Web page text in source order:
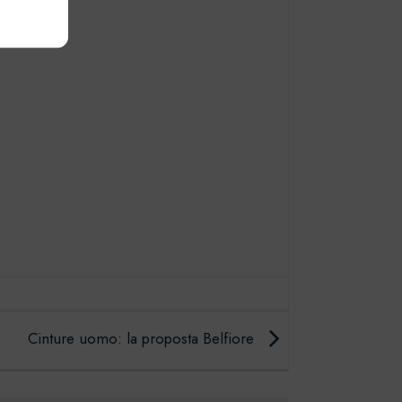
Cinture uomo: la proposta Belfiore